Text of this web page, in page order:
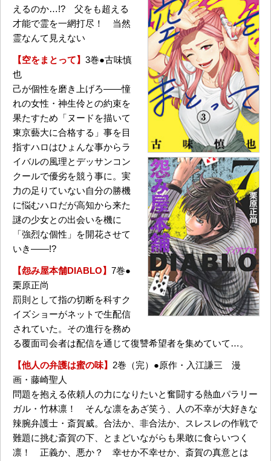
えるのか…!? 父をも超える
才能で霊を一網打尽！ 当然
霊なんて見えない
【空をまとって】 3巻●古味慎
也
己が個性を磨き上げろ――憧
れの女性・神生伶との約束を
果たすため「ヌードを描いて
東京藝大に合格する」事を目
指すハロはひょんな事からラ
イバルの風理とデッサンコン
クールで優劣を競う事に。実
力の足りていない自分の勝機
に悩むハロだが高知から来た
謎の少女との出会いを機に
「強烈な個性」を開花させて
いき――!?
【怨み屋本舗DIABLO】 7巻●
栗原正尚
罰則として指の切断を科すク
イズショーがネットで生配信
されていた。その進行を務め
る覆面司会者は配信を通じて復讐希望者を集めていて…。
【他人の弁護は蜜の味】 2巻（完）●原作・入江謙三 漫
画・藤崎聖人
問題を抱える依頼人の力になりたいと奮闘する熱血パラリー
ガル・竹林凛！ そんな凛をあざ笑う、人の不幸が大好きな
辣腕弁護士・斎賀威。合法か、非合法か、スレスレの作戦で
難題に挑む斎賀の下、とまどいながらも果敢に食らいつく
凛！ 正義か、悪か？ 幸せか不幸せか、斎賀の真意とは